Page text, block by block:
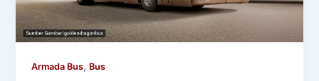
Armada Bus, Bus